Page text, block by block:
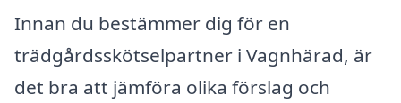
Innan du bestämmer dig för en
trädgårdsskötselpartner i Vagnhärad, är
det bra att jämföra olika förslag och